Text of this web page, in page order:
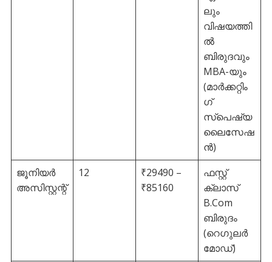
ലും
വിഷയത്തി
ൽ
ബിരുദവും
MBA-യും
(മാർക്കറ്റിം
ഗ്
സ്പെഷ്യ
ലൈസേഷ
ൻ)
ജൂനിയർ
അസിസ്റ്റന്റ്
12
₹29490 –
₹85160
ഫസ്റ്റ്
ക്ലാസ്
B.Com
ബിരുദം
(റെഗുലർ
മോഡ്)